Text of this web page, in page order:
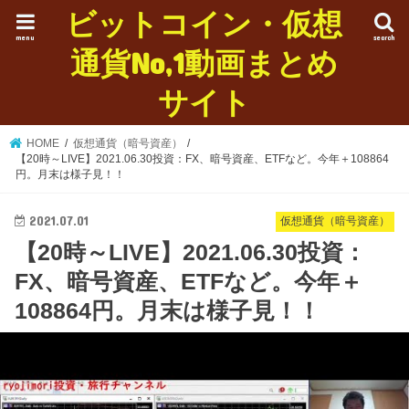
ビットコイン・仮想
通貨No,1動画まとめ
サイト
search
menu
HOME
仮想通貨（暗号資産）
【20時～LIVE】2021.06.30投資：FX、暗号資産、ETFなど。今年＋108864
円。月末は様子見！！
仮想通貨（暗号資産）
2021.07.01
【20時～LIVE】2021.06.30投資：
FX、暗号資産、ETFなど。今年＋
108864円。月末は様子見！！